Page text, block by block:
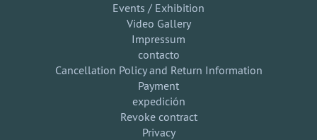
Events / Exhibition
Video Gallery
Impressum
contacto
Cancellation Policy and Return Information
Payment
expedición
Revoke contract
Privacy